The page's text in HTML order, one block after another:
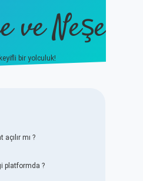
ve Neşe
bir yolculuk!
mı ?
platformda ?